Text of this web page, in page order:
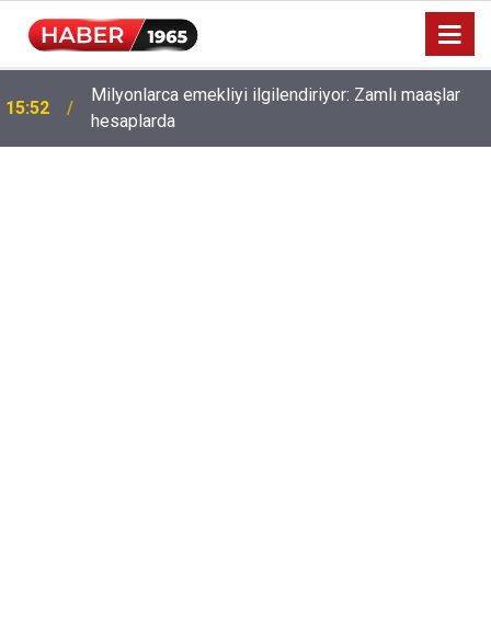
15:52
Milyonlarca emekliyi ilgilendiriyor: Zamlı maaşlar
hesaplarda